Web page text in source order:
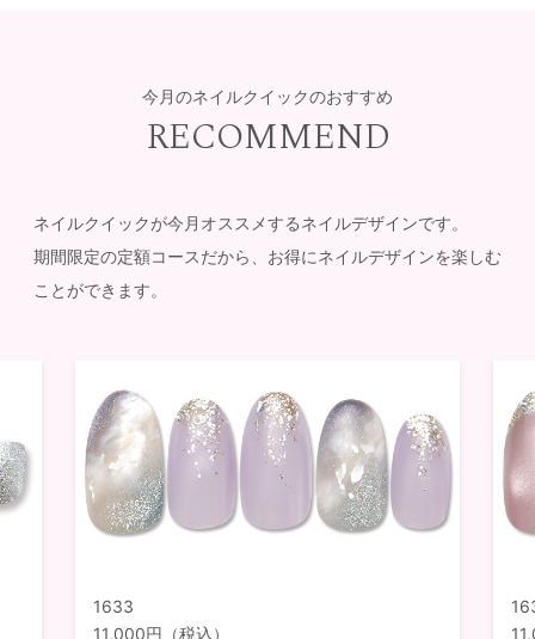
今月のネイルクイックのおすすめ
RECOMMEND
ネイルクイックが今月オススメするネイルデザインです。
期間限定の定額コースだから、お得にネイルデザインを楽しむ
ことができます。
1633
11,000円（税込）